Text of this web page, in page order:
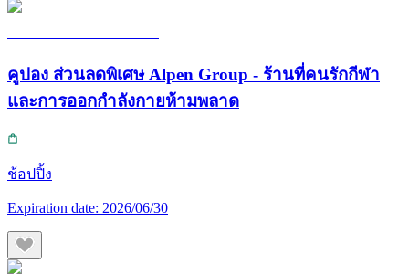
คูปอง ส่วนลดพิเศษ Alpen Group - ร้านที่คนรักกีฬา
และการออกกำลังกายห้ามพลาด
ช้อปปิ้ง
Expiration date: 2026/06/30